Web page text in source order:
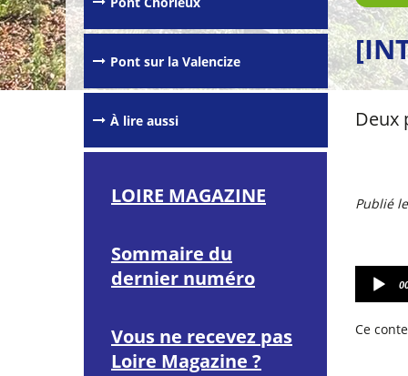
Pont sur la Valencize
À lire aussi
LOIRE MAGAZINE
Sommaire du
dernier numéro
Vous ne recevez pas
Loire Magazine ?
Deux
Publié
c
tCe